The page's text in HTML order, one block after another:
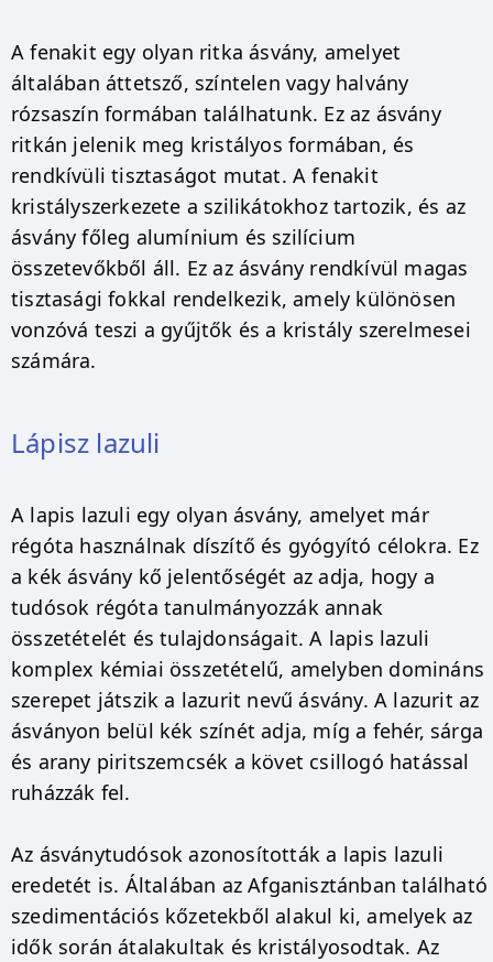
A fenakit egy olyan ritka ásvány, amelyet
általában áttetsző, színtelen vagy halvány
rózsaszín formában találhatunk. Ez az ásvány
ritkán jelenik meg kristályos formában, és
rendkívüli tisztaságot mutat. A fenakit
kristályszerkezete a szilikátokhoz tartozik, és az
ásvány főleg alumínium és szilícium
összetevőkből áll. Ez az ásvány rendkívül magas
tisztasági fokkal rendelkezik, amely különösen
vonzóvá teszi a gyűjtők és a kristály szerelmesei
számára.
Lápisz lazuli
A lapis lazuli egy olyan ásvány, amelyet már
régóta használnak díszítő és gyógyító célokra. Ez
a kék ásvány kő jelentőségét az adja, hogy a
tudósok régóta tanulmányozzák annak
összetételét és tulajdonságait. A lapis lazuli
komplex kémiai összetételű, amelyben domináns
szerepet játszik a lazurit nevű ásvány. A lazurit az
ásványon belül kék színét adja, míg a fehér, sárga
és arany piritszemcsék a követ csillogó hatással
ruházzák fel.
Az ásványtudósok azonosították a lapis lazuli
eredetét is. Általában az Afganisztánban található
szedimentációs kőzetekből alakul ki, amelyek az
idők során átalakultak és kristályosodtak. Az